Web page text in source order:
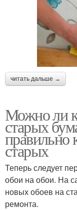
читать дальше →
Можно ли
старых
правильно
старых
Теперь следует
обои на обои. На
новых обоев на
ремонта.